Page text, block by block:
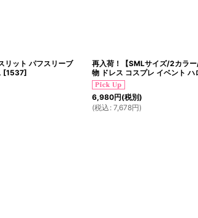
リット パフスリーブ
[1537]
再入荷！【SMLサイズ/2カラ
物 ドレス コスプレ イベント ハ
6,980円(税別)
(税込 : 7,678円)